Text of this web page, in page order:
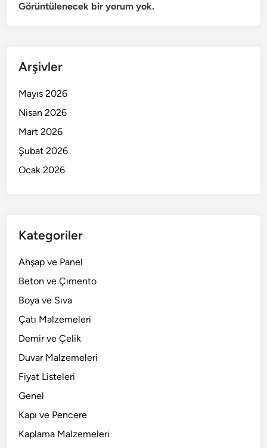
Görüntülenecek bir yorum yok.
Arşivler
Mayıs 2026
Nisan 2026
Mart 2026
Şubat 2026
Ocak 2026
Kategoriler
Ahşap ve Panel
Beton ve Çimento
Boya ve Sıva
Çatı Malzemeleri
Demir ve Çelik
Duvar Malzemeleri
Fiyat Listeleri
Genel
Kapı ve Pencere
Kaplama Malzemeleri